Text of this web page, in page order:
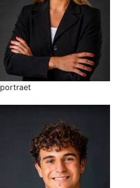
portraet